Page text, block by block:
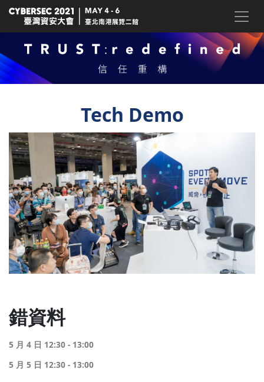
Tech Demo
錯資料
5 月 4 日 12:30 - 13:00
5 月 5 日 12:30 - 13:00